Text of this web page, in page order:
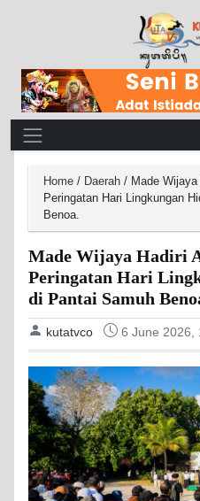
Main Navigation
Home / Daerah / Made
Peringatan Hari Lingkungan
Benoa.
Made Wijaya Hadiri
Peringatan Hari
di Pantai Samuh
kutatvco 6 June 2026,